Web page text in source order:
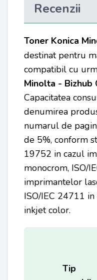
Recenzii
Toner Konica
destinat pentru
compatibil cu
Minolta - Bizhub
Capacitatea
denumirea
numarul de
de 5%, conform
19752 in cazul
monocrom, ISO/
imprimantelor
ISO/IEC 24711
inkjet color.
Tip